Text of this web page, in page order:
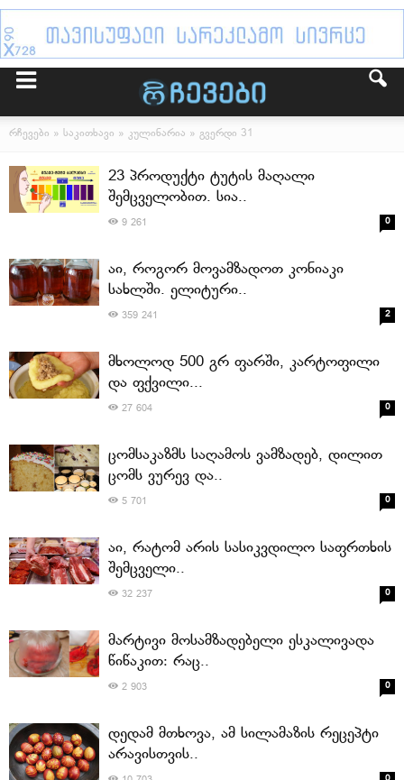
რჩევები » საკითხავი » კულინარია » გვერდი 31
23 პროდუქტი ტუტის მაღალი
შემცველობით. სია..
9 261 0
აი, როგორ მოვამზადოთ კონიაკი
სახლში. ელიტური..
359 241 2
მხოლოდ 500 გრ ფარში, კარტოფილი
და ფქვილი...
27 604 0
ცომსაკაზმს საღამოს ვამზადებ, დილით
ცომს ვურევ და..
5 701 0
აი, რატომ არის სასიკვდილო საფრთხის
შემცველი..
32 237 0
მარტივი მოსამზადებელი ესკალივადა
წიწაკით: რაც..
2 903 0
დედამ მთხოვა, ამ სილამაზის რეცეპტი
არავისთვის..